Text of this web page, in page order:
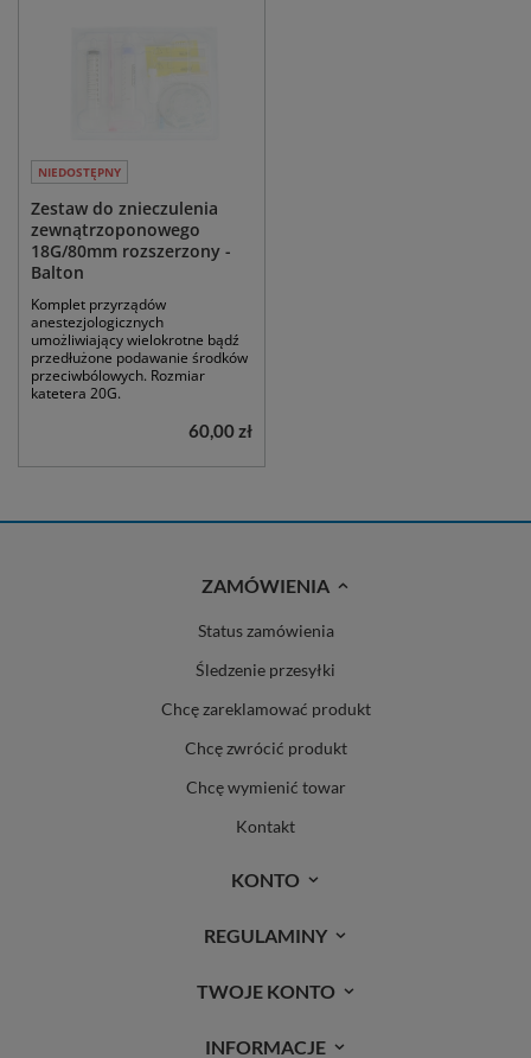
NIEDOSTĘPNY
Zestaw do znieczulenia
zewnątrzoponowego
18G/80mm rozszerzony -
Balton
Komplet przyrządów
anestezjologicznych
umożliwiający wielokrotne bądź
przedłużone podawanie środków
przeciwbólowych. Rozmiar
katetera 20G.
60,00 zł
ZAMÓWIENIA
Status zamówienia
Śledzenie przesyłki
Chcę zareklamować produkt
Chcę zwrócić produkt
Chcę wymienić towar
Kontakt
KONTO
REGULAMINY
TWOJE KONTO
INFORMACJE